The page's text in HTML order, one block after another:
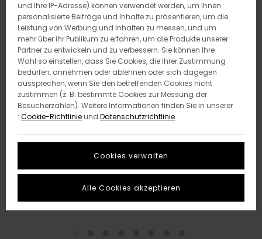
und Ihre IP-Adresse) können verwendet werden, um Ihnen
personalisierte Beiträge und Inhalte zu präsentieren, um die
Leistung von Werbung und Inhalten zu messen, und um
mehr über ihr Publikum zu erfahren, um die Produkte unserer
Partner zu entwickeln und zu verbessern. Sie können Ihre
Wahl so einstellen, dass Sie Cookies, die Ihrer Zustimmung
bedürfen, annehmen oder ablehnen oder sich dagegen
aussprechen, wenn Sie den betreffenden Cookies nicht
zustimmen (z. B. bestimmte Cookies zur Messung der
Besucherzahlen). Weitere Informationen finden Sie in unserer
: Cookie-Richtlinieund Datenschutzrichtlinie
Cookies verwalten
Alle Cookies akzeptieren